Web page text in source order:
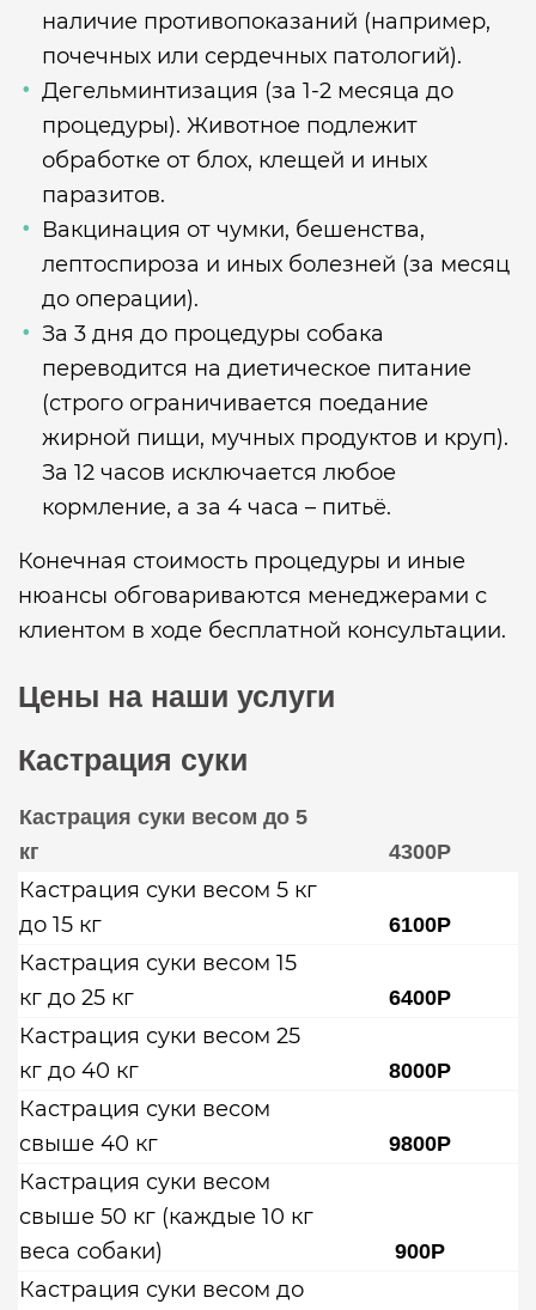
наличие противопоказаний (например,
почечных или сердечных патологий).
Дегельминтизация (за 1-2 месяца до
процедуры). Животное подлежит
обработке от блох, клещей и иных
паразитов.
Вакцинация от чумки, бешенства,
лептоспироза и иных болезней (за месяц
до операции).
За 3 дня до процедуры собака
переводится на диетическое питание
(строго ограничивается поедание
жирной пищи, мучных продуктов и круп).
За 12 часов исключается любое
кормление, а за 4 часа – питьё.
Конечная стоимость процедуры и иные
нюансы обговариваются менеджерами с
клиентом в ходе бесплатной консультации.
Цены на наши услуги
Кастрация суки
Кастрация суки весом до 5
кг
4300Р
Кастрация суки весом 5 кг
до 15 кг
6100Р
Кастрация суки весом 15
кг до 25 кг
6400Р
Кастрация суки весом 25
кг до 40 кг
8000Р
Кастрация суки весом
свыше 40 кг
9800Р
Кастрация суки весом
свыше 50 кг (каждые 10 кг
веса собаки)
900Р
Кастрация суки весом до